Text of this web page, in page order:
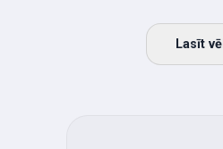
Lasīt vēl